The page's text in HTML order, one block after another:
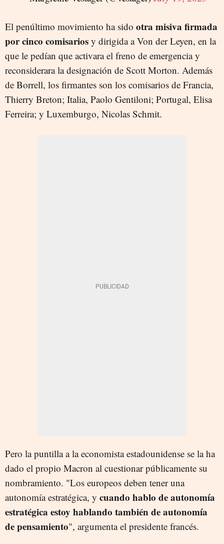
El penúltimo movimiento ha sido otra misiva firmada
por cinco comisarios y dirigida a Von der Leyen, en la
que le pedían que activara el freno de emergencia y
reconsiderara la designación de Scott Morton. Además
de Borrell, los firmantes son los comisarios de Francia,
Thierry Breton; Italia, Paolo Gentiloni; Portugal, Elisa
Ferreira; y Luxemburgo, Nicolas Schmit.
Pero la puntilla a la economista estadounidense se la ha
dado el propio Macron al cuestionar públicamente su
nombramiento. "Los europeos deben tener una
autonomía estratégica, y cuando hablo de autonomía
estratégica estoy hablando también de autonomía
de pensamiento", argumenta el presidente francés.